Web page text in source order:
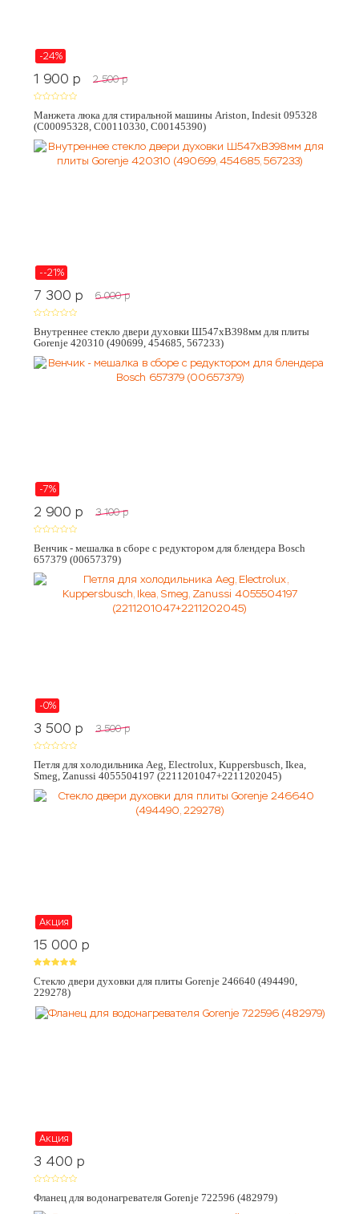
-24%
1 900 p 2 500 p
Манжета люка для стиральной машины Ariston, Indesit 095328
(C00095328, C00110330, C00145390)
--21%
7 300 p 6 000 p
Внутреннее стекло двери духовки Ш547хВ398мм для плиты
Gorenje 420310 (490699, 454685, 567233)
-7%
2 900 p 3 100 p
Венчик - мешалка в сборе с редуктором для блендера Bosch
657379 (00657379)
-0%
3 500 p 3 500 p
Петля для холодильника Aeg, Electrolux, Kuppersbusch, Ikea,
Smeg, Zanussi 4055504197 (2211201047+2211202045)
Акция
15 000 p
Стекло двери духовки для плиты Gorenje 246640 (494490,
229278)
Акция
3 400 p
Фланец для водонагревателя Gorenje 722596 (482979)